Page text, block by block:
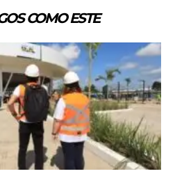
COMO ESTE